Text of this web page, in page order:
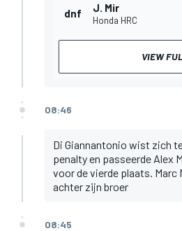
dnf J. Mir
Honda HRC
VIEW
08:46
Di Giannantonio wist zich
penalty en passeerde Alex
voor de vierde plaats.
achter zijn broer
08:45